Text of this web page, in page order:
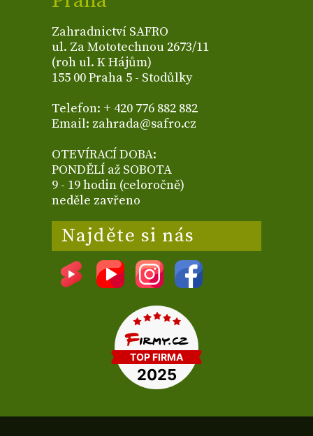
Zahradnictví SAFRO
ul. Za Mototechnou 2673/11
(roh ul. K Hájům)
155 00 Praha 5 - Stodůlky
Telefon: + 420 776 882 882
Email: zahrada@safro.cz
OTEVÍRACÍ DOBA:
PONDĚLÍ až SOBOTA
9 - 19 hodin (celoročně)
neděle zavřeno
Najděte si nás